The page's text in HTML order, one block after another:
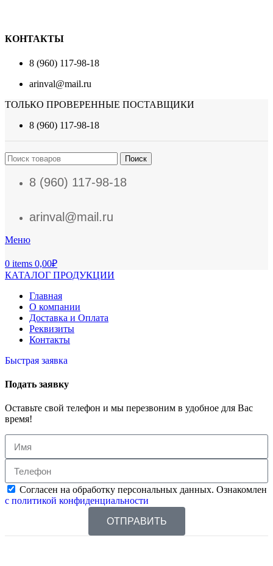
КОНТАКТЫ
8 (960) 117-98-18
arinval@mail.ru
ТОЛЬКО ПРОВЕРЕННЫЕ ПОСТАВЩИКИ
8 (960) 117-98-18
Поиск
8 (960) 117-98-18
arinval@mail.ru
Меню
0 items 0,00₽
КАТАЛОГ ПРОДУКЦИИ
Главная
О компании
Доставка и Оплата
Реквизиты
Контакты
Быстрая заявка
Подать заявку
Оставьте свой телефон и мы перезвоним в удобное для Вас
время!
Согласен на обработку персональных данных. Ознакомлен
с политикой конфиденциальности
ОТПРАВИТЬ